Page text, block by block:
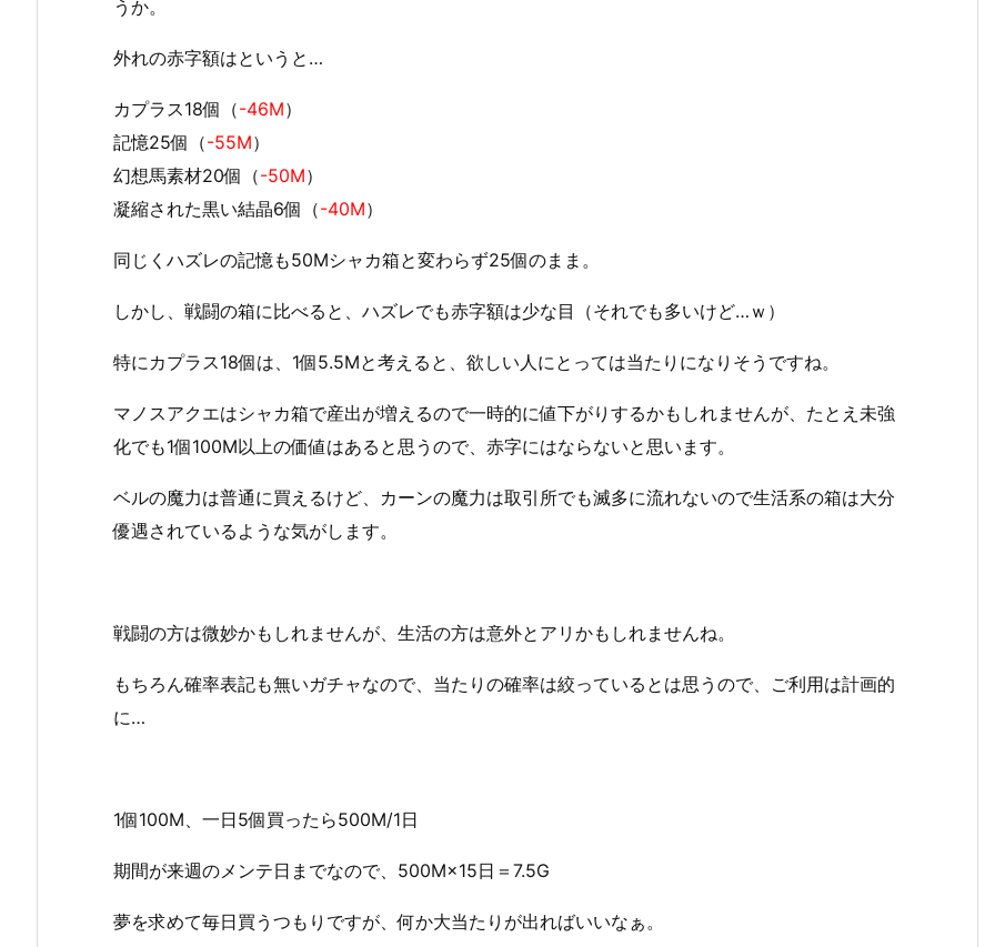
うか。
外れの赤字額はというと…
カプラス18個（-46M）
記憶25個（-55M）
幻想馬素材20個（-50M）
凝縮された黒い結晶6個（-40M）
同じくハズレの記憶も50Mシャカ箱と変わらず25個のまま。
しかし、戦闘の箱に比べると、ハズレでも赤字額は少な目（それでも多いけど…ｗ）
特にカプラス18個は、1個5.5Mと考えると、欲しい人にとっては当たりになりそうですね。
マノスアクエはシャカ箱で産出が増えるので一時的に値下がりするかもしれませんが、たとえ未強
化でも1個100M以上の価値はあると思うので、赤字にはならないと思います。
ベルの魔力は普通に買えるけど、カーンの魔力は取引所でも滅多に流れないので生活系の箱は大分
優遇されているような気がします。
戦闘の方は微妙かもしれませんが、生活の方は意外とアリかもしれませんね。
もちろん確率表記も無いガチャなので、当たりの確率は絞っているとは思うので、ご利用は計画的
に…
1個100M、一日5個買ったら500M/1日
期間が来週のメンテ日までなので、500M×15日＝7.5G
夢を求めて毎日買うつもりですが、何か大当たりが出ればいいなぁ。